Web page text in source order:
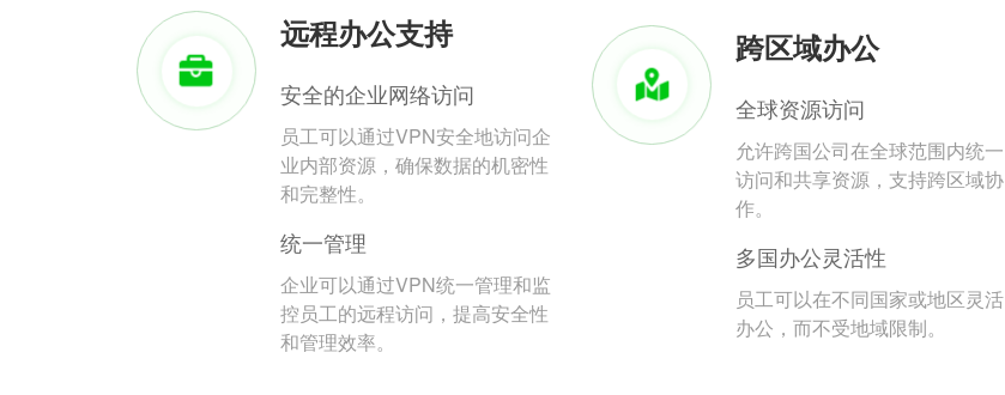
远程办公支持
安全的企业网络访问
员工可以通过VPN安全地访问企
业内部资源，确保数据的机密性
和完整性。
统一管理
企业可以通过VPN统一管理和监
控员工的远程访问，提高安全性
和管理效率。
跨区域办公
全球资源访问
允许跨国公司在全球范围内统一
访问和共享资源，支持跨区域协
作。
多国办公灵活性
员工可以在不同国家或地区灵活
办公，而不受地域限制。